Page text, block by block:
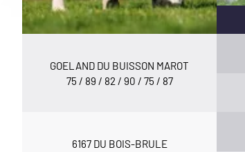
GOELAND DU BUISSON MAROT
75 / 89 / 82 / 90 / 75 / 87
6167 DU BOIS-BRULE